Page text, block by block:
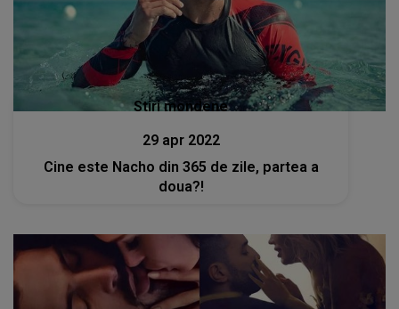
Stiri mondene
29 apr 2022
Cine este Nacho din 365 de zile, partea a
doua?!